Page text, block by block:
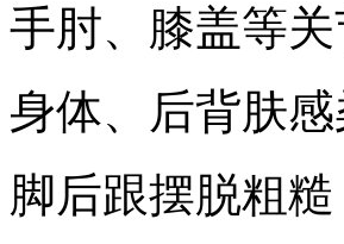
手肘、膝盖等
身体、后背肤
脚后跟摆脱粗